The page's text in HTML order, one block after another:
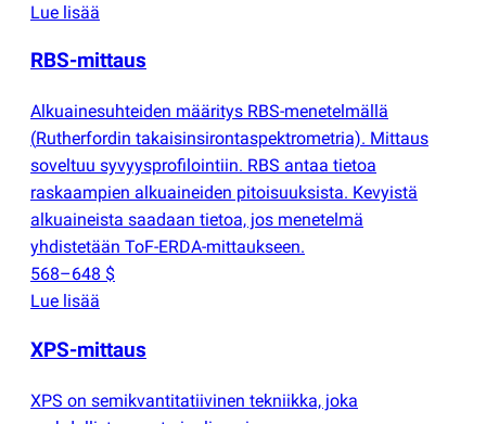
Lue lisää
RBS-mittaus
Alkuainesuhteiden määritys RBS-menetelmällä
(Rutherfordin takaisinsirontaspektrometria). Mittaus
soveltuu syvyysprofilointiin. RBS antaa tietoa
raskaampien alkuaineiden pitoisuuksista. Kevyistä
alkuaineista saadaan tietoa, jos menetelmä
yhdistetään ToF-ERDA-mittaukseen.
568–648 $
Lue lisää
XPS-mittaus
XPS on semikvantitatiivinen tekniikka, joka